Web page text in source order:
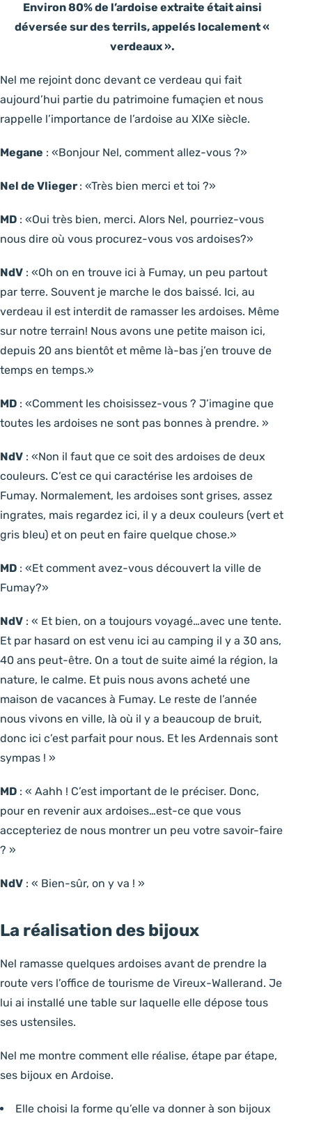
Environ 80% de l’ardoise extraite était ainsi
déversée sur des terrils, appelés localement «
verdeaux ».
Nel me rejoint donc devant ce verdeau qui fait
aujourd’hui partie du patrimoine fumaçien et nous
rappelle l’importance de l’ardoise au XIXe siècle.
Megane : «Bonjour Nel, comment allez-vous ?»
Nel de Vlieger : «Très bien merci et toi ?»
MD : «Oui très bien, merci. Alors Nel, pourriez-vous
nous dire où vous procurez-vous vos ardoises?»
NdV : «Oh on en trouve ici à Fumay, un peu partout
par terre. Souvent je marche le dos baissé. Ici, au
verdeau il est interdit de ramasser les ardoises. Même
sur notre terrain! Nous avons une petite maison ici,
depuis 20 ans bientôt et même là-bas j’en trouve de
temps en temps.»
MD : «Comment les choisissez-vous ? J’imagine que
toutes les ardoises ne sont pas bonnes à prendre. »
NdV : «Non il faut que ce soit des ardoises de deux
couleurs. C’est ce qui caractérise les ardoises de
Fumay. Normalement, les ardoises sont grises, assez
ingrates, mais regardez ici, il y a deux couleurs (vert et
gris bleu) et on peut en faire quelque chose.»
MD : «Et comment avez-vous découvert la ville de
Fumay?»
NdV : « Et bien, on a toujours voyagé…avec une tente.
Et par hasard on est venu ici au camping il y a 30 ans,
40 ans peut-être. On a tout de suite aimé la région, la
nature, le calme. Et puis nous avons acheté une
maison de vacances à Fumay. Le reste de l’année
nous vivons en ville, là où il y a beaucoup de bruit,
donc ici c’est parfait pour nous. Et les Ardennais sont
sympas ! »
MD : « Aahh ! C’est important de le préciser. Donc,
pour en revenir aux ardoises…est-ce que vous
accepteriez de nous montrer un peu votre savoir-faire
? »
NdV : « Bien-sûr, on y va ! »
La réalisation des bijoux
Nel ramasse quelques ardoises avant de prendre la
route vers l’office de tourisme de Vireux-Wallerand. Je
lui ai installé une table sur laquelle elle dépose tous
ses ustensiles.
Nel me montre comment elle réalise, étape par étape,
ses bijoux en Ardoise.
Elle choisi la forme qu’elle va donner à son bijoux